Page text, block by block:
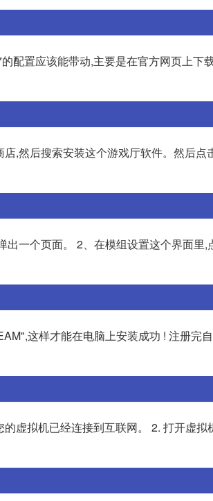
配置应该能带动,主要是在官方网页上下
,然后搜索安装这个游戏厅软件。然后点
出一个页面。 2、在模组设置这个界面里,
这样才能在电脑上安装成功 ! 注册完
虚拟机已经连接到互联网。 2. 打开虚拟